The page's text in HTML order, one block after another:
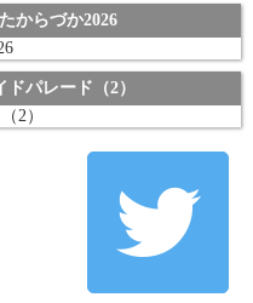
からづか2026
パレード（2）